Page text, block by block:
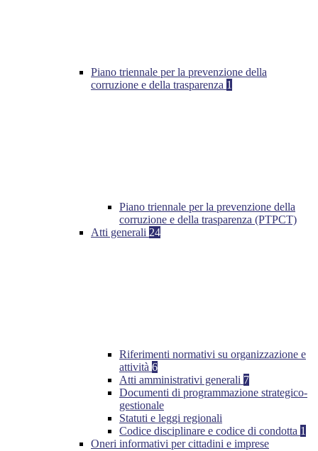
Piano triennale per la prevenzione della
corruzione e della trasparenza 1
Piano triennale per la prevenzione della
corruzione e della trasparenza (PTPCT)
Atti generali 24
Riferimenti normativi su organizzazione e
attività 6
Atti amministrativi generali 7
Documenti di programmazione strategico-
gestionale
Statuti e leggi regionali
Codice disciplinare e codice di condotta 1
Oneri informativi per cittadini e imprese